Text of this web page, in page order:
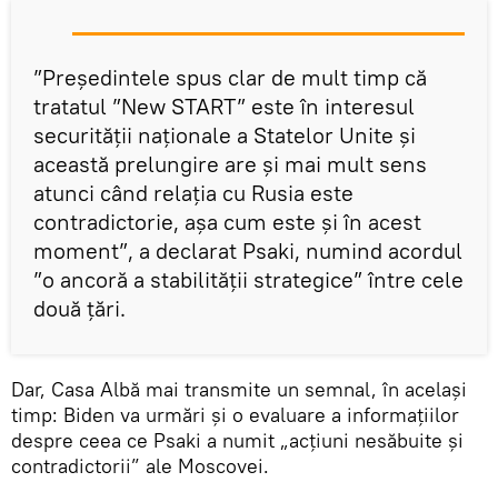
”Președintele spus clar de mult timp că
tratatul ”New START” este în interesul
securității naționale a Statelor Unite și
această prelungire are și mai mult sens
atunci când relația cu Rusia este
contradictorie, așa cum este și în acest
moment”, a declarat Psaki, numind acordul
”o ancoră a stabilității strategice” între cele
două țări.
Dar, Casa Albă mai transmite un semnal, în același
timp: Biden va urmări și o evaluare a informațiilor
despre ceea ce Psaki a numit „acțiuni nesăbuite și
contradictorii” ale Moscovei.